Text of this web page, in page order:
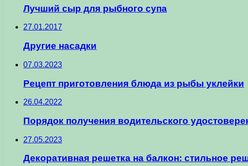
Лучший сыр для рыбного супа
27.01.2017
Другие насадки
07.03.2023
Рецепт приготовления блюда из рыбы уклейки
26.04.2022
Порядок получения водительского
27.05.2023
Декоративная решетка на балкон: стильное